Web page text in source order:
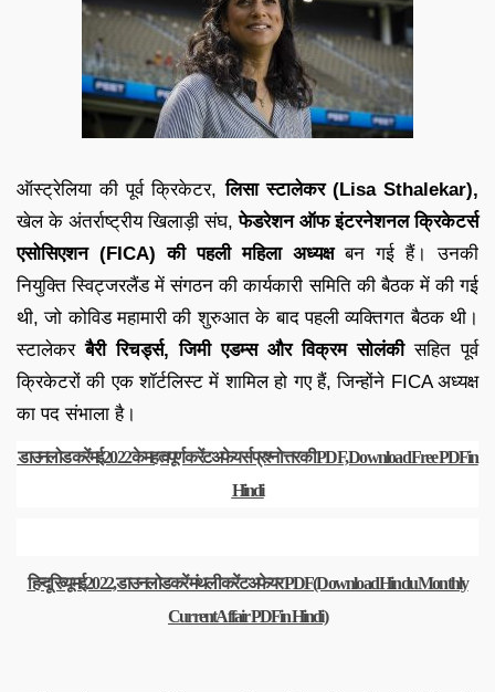
ऑस्ट्रेलिया की पूर्व क्रिकेटर,लिसा स्टालेकर (Lisa Sthalekar),
खेल के अंतर्राष्ट्रीय खिलाड़ी संघ,फेडरेशन ऑफ इंटरनेशनल क्रिकेटर्स
एसोसिएशन (FICA) की पहली महिला अध्यक्षबन गई हैं। उनकी
नियुक्ति स्विट्जरलैंड में संगठन की कार्यकारी समिति की बैठक में की गई
थी, जो कोविड महामारी की शुरुआत के बाद पहली व्यक्तिगत बैठक थी।
स्टालेकरबैरी रिचर्ड्स, जिमी एडम्स और विक्रम सोलंकीसहित पूर्व
क्रिकेटरों की एक शॉर्टलिस्ट में शामिल हो गए हैं, जिन्होंने FICA अध्यक्ष
का पद संभाला है।
डाउनलोड करें मई 2022 के महत्वपूर्ण करेंट अफेयर्स प्रश्नोत्तर की PDF, Download Free PDF in
Hindi
हिन्दू रिव्यू मई 2022, डाउनलोड करें मंथली करेंट अफेयर PDF (Download Hindu Monthly
Current Affair PDF in Hindi)